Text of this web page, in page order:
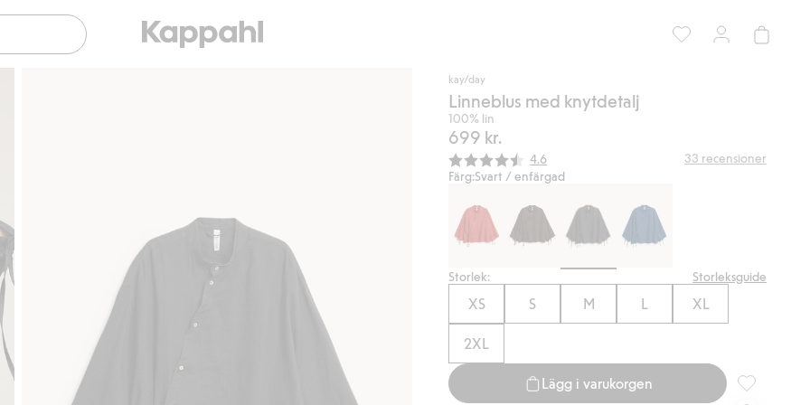
kay/day
Linneblus med knytdetalj
100% lin
699 kr.
Snittbetyg:
4.6 33 recensioner
Färg:Svart / enfärgad
Storlek: Storleksguide
XS S M L XL
2XL
Lägg i varukorgen